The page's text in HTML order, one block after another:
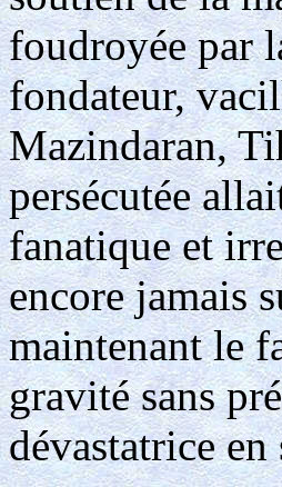
foudroyée par
fondateur,
Mazindaran,
persécutée
fanatique et
encore jamais
maintenant le
gravité sans
dévastatrice en